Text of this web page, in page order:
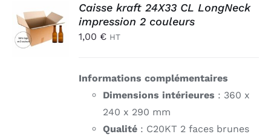
AU
PANIER
/
Caisse kraft 24X33 CL LongNeck
impression 2 couleurs
1,00 € HT
Informations complémentaires
Dimensions intérieures : 360 x
240 x 290 mm
Qualité : C20KT 2 faces brunes